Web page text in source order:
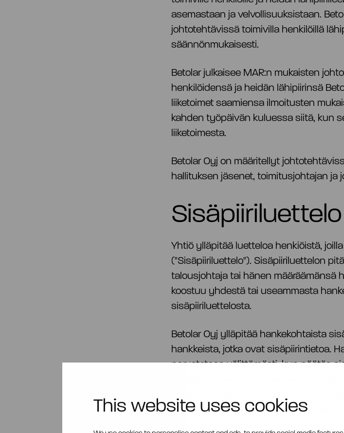
This website uses cookies
asemastaan ja velvollisuuksistaan.
johtotehtävissä toimivilla henkilöillä
säännönmukaisesti.
Betolar julkaisee MAR:n mukaisten
henkilöidensä ja heidän lähipiirinsä
liiketoimet saamiensa ilmoitusten
kahden työpäivän kuluessa siitä, kun
liiketoimesta.
Betolar Oyj on määritellyt
hallituksen jäsenet, toimitusjohtajan ja
Sisäpiiriluettelo
Yhtiö ylläpitää luetteloa henkiöistä,
("Sisäpiiriluettelo"). Sisäpiiriluettelon
talousjohtaja tai hänen määräämänsä
koostuu yhdestä tai useammasta
sisäpiiriluettelosta.
Betolar Oyj ylläpitää hankekohtaista
hankkeista, jotka ovat sisäpiirintietoa.
perustetaan välittömästi, kun päätös
toimesta, ja niitä ylläpidetään Betolar